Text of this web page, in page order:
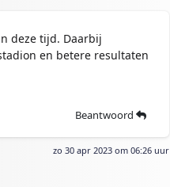
deze tijd. Daarbij
en betere resultaten
Beantwoord
zo 30 apr 2023 om 06:26 uur